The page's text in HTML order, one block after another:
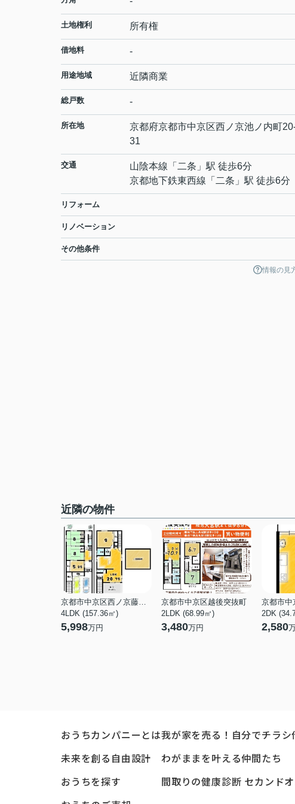
土地権利 所有権
借地料 -
用途地域 近隣商業
総戸数 -
所在地 京都府京都市中京区西ノ京池ノ内町
31
交通 山陰本線 「 二条 」駅 徒歩6分
京都地下鉄東西線 「 二条 」駅 徒歩6分
リフォーム
リノベーション
その他条件
情報の見
近隣の物件
京都市中京区西ノ京藤ノ木町
4LDK (157.36㎡)
5,998万円
京都市中京区越後突抜町
2LDK (68.99㎡)
3,480万円
京都市中
2DK
2,580
おうちカンパニーとは
未来を創る自由設計
おうちを探す
我が家を売る！自分でチラ
わがままを叶える仲間たち
間取りの健康診断 セカンド